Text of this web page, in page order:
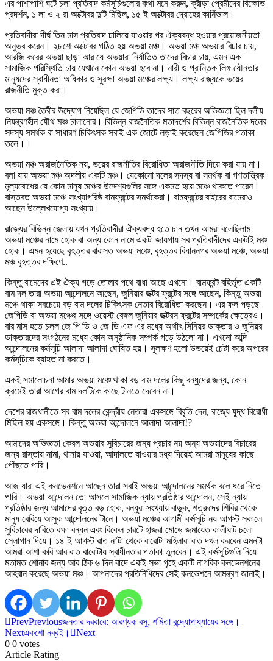
এর পাশাপাশি ঘটে চলা প্রতিবাদ কর্মসূচিগুলোর কথা মনে করুন, ক্রীড়া প্রেমীদের বিক্ষোভ
প্রদর্শন, ১ লা ও ২ রা অক্টোবর দুটি মিছিল, ১৫ ই অক্টোবর দ্রোহের কার্নিভাল।
প্রতিবাদীরা দীর্ঘ তিন মাস প্রতিবাদ চালিয়ে যাওয়ার পর ঐক্যবদ্ধ হওয়ার প্রয়োজনীয়তা
অনুভব করেন। ২৮শে অক্টোবর গঠিত হয় অভয়া মঞ্চ। অভয়া মঞ্চ অভয়ার বিচার চায়,
আরজি করের অভয়া ছাড়া আর যে অভয়ারা নির্যাতিত তাদের বিচার চায়, এমন এক
সামাজিক পরিস্থিতি চায় যেখানে কোন অভয়া হবে না। নারী ও প্রান্তিক লিঙ্গ যৌনতার
মানুষদের স্বাধীনতা অধিকার ও সুরক্ষা অভয়া মঞ্চের লক্ষ্য। লক্ষ্য রাজ্যকে ভয়ের
রাজনীতি মুক্ত করা।
অভয়া মঞ্চ তৈরীর উদ্যোগ নিয়েছিল যে জেপিডি তাদের সাত বছরের অভিজ্ঞতা ছিল দলীয়
নিয়ন্ত্রণহীন যৌথ মঞ্চ চালানোর। বিভিন্ন রাজনৈতিক মতাদর্শের বিভিন্ন রাজনৈতিক দলের
সদস্য সমর্থক বা সাধারণ চিকিৎসক সবাই এক জোটে লড়াই করেছেন জেপিডির পতাকা
তলে।।
অভয়া মঞ্চ অরাজনৈতিক নয়, ভয়ের রাজনীতির বিরোধিতা অরাজনীতি দিয়ে করা যায় না।
বলা যায় অভয়া মঞ্চ অদলীয় একটি মঞ্চ। যেকোনো দলের সদস্য বা সমর্থক বা গণতান্ত্রিক
মূল্যবোধের যে কোন মানুষ মঞ্চের উদ্দেশ্যগুলির সঙ্গে একমত হয়ে মঞ্চে থাকতে পারেন।
বাস্তবত অভয়া মঞ্চে সংখ্যাগরিষ্ঠ বামফ্রন্টের সমর্থকেরা। বামফ্রন্টের বাইরের বামেরাও
আছেন উল্লেখযোগ্য সংখ্যায়।
রাজ্যের বিভিন্ন জেলায় যখন প্রতিবাদীরা ঐক্যবদ্ধ হতে চান তখন আমরা বলেছিলাম
অভয়া মঞ্চের নামে হোক বা অন্য কোন নামে একটা জায়গায় সব প্রতিবাদীদের একটাই মঞ্চ
হোক। এমন হয়েছে বৃহত্তর বারাসত অভয়া মঞ্চে, বৃহত্তর বিধাননগর অভয়া মঞ্চে, অভয়া
মঞ্চ বৃহত্তর দক্ষিণে..
কিন্তু বামেদের এই ঐক্য গড়ে তোলার পথে বাধা আছে এখনো। বামফ্রন্ট বহির্ভূত একটি
বাম দল তারা অভয়া আন্দোলনে আছেন, জুনিয়ার ডক্টর ফ্রন্টের সঙ্গে আছেন, কিন্তু অভয়া
মঞ্চে থাকা সবচেয়ে বড় বাম দলের চিকিৎসক নেতার বিরোধিতা করছেন। এর ফল পড়ছে
জেপিডি বা অভয়া মঞ্চের সঙ্গে ওয়েস্ট বেঙ্গল জুনিয়ার ডক্টরস ফ্রন্টের সম্পর্কের ক্ষেত্রেও।
বার মাস হতে চলল জে পি ডি ও জে ডি এফ এর মধ্যে অর্থাৎ সিনিয়র ডাক্তার ও জুনিয়র
ডাক্তারদের সংগঠনের মধ্যে কোন অনুষ্ঠানিক সম্পর্ক গড়ে উঠলো না। এখনো অব্দি
আন্দোলনের কর্মসূচি আলাদা আলাদা ঘোষিত হয়। সুলক্ষণ হলো উভয়েই চেষ্টা করে অপরের
কর্মসূচিকে ব্যাহত না করতে।
একই সমালোচনা আমার অভয়া মঞ্চে থাকা বড় বাম দলের কিছু বন্ধুদের জন্য, কোন
ক্রমেই তারা আগের বাম দলটিকে কাছে টানতে দেবেন না।
দেশের রাজধানীতে সব বাম দলের কেন্দ্রীয় নেতারা একসঙ্গে বিবৃতি দেন, রাজ্যে যুদ্ধ বিরোধী
মিছিল হয় একসঙ্গে। কিন্তু অভয়া আন্দোলনে আলাদা আলাদা!?
আমাদের অভিজ্ঞতা কেবল অভয়ার সুবিচারের জন্য প্রচার নয় অন্য অভয়াদের বিচারের
জন্য রাস্তায় নামা, থানায় যাওয়া, আদালতে যাওয়ার মধ্য দিয়েই আমরা মানুষের কাছে
পৌঁছতে পারি।
আজ যারা এই কনভেনশনে আছেন তারা সবাই অভয়া আন্দোলনের সমর্থক বলে ধরে নিতে
পারি। অভয়া আন্দোলন তো আসলে সামাজিক ন্যায় প্রতিষ্ঠার আন্দোলন, সেই ন্যায়
প্রতিষ্ঠার জন্য আমাদের বৃত্ত বড় হোক, বন্ধুরা সংখ্যায় বাড়ুক, শত্রুদের শিবির থেকে
মানুষ বেরিয়ে আসুক আন্দোলনের টানে। অভয়া মঞ্চের আগামী কর্মসূচি নয় আগস্ট সকালে
সুবিচারের দাবিতে রক্ষা বন্ধন এবং বিকেল চারটে হাজরা মোড়ে জমায়েত কালীঘাট চলো
স্লোগান দিয়ে। ১৪ ই আগস্ট রাত ন’টা থেকে বারোটা মহিলারা রাত দখল করবেন এমনটা
আমরা আশা করি আর রাত বারোটায় স্বাধীনতার পতাকা তুলবেন। এই কর্মসূচিগুলি নিয়ে
মতামত শোনার জন্য আর ঠিক ৬ দিন বাদে একই সভা গৃহে একটি নাগরিক কনভেনশনের
আহবান করেছে অভয়া মঞ্চ। আপনাদের প্রতিনিধিদের সেই কনভেশনে আমন্ত্রণ জানাই।
PrevPreviousজনতার দরবারে: আরণ্যক বসু, শমিতা বন্দ্যোপাধ্যায়ের সঙ্গে।
Nextএকশো নব্বই।
Next
0 0 votes
Article Rating